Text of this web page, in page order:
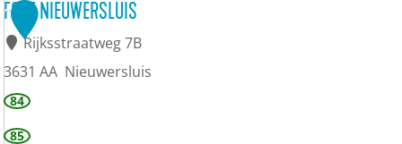
1
FORT NIEUWERSLUIS
Rijksstraatweg 7B
3631 AA Nieuwersluis
F
o
84
85